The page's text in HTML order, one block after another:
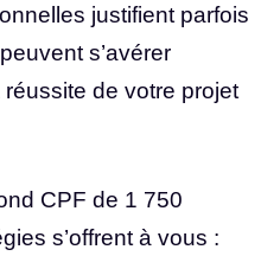
justifient parfois
s’avérer
de votre projet
CPF de 1 750
s’offrent à vous :